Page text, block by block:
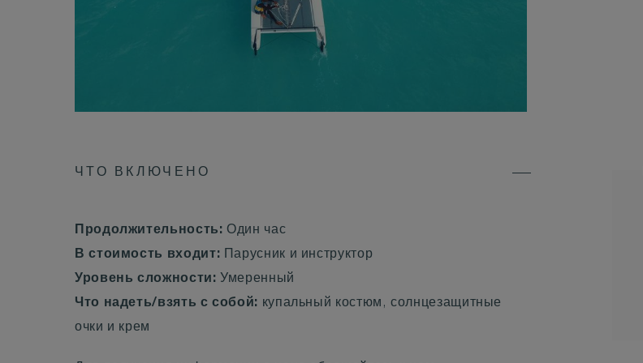
ЧТО ВКЛЮЧЕНО
Продолжительность: Один час
В стоимость входит: Парусник и инструктор
Уровень сложности: Умеренный
Что надеть/взять с собой: купальный костюм, солнцезащитные
очки и крем